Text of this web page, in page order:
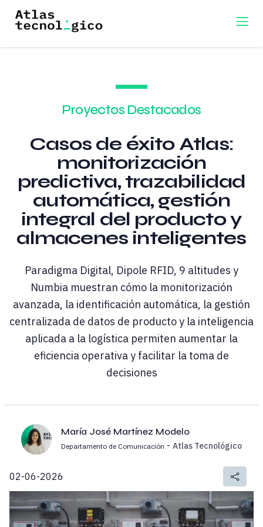
Proyectos Destacados
Casos de éxito Atlas:
monitorización
predictiva, trazabilidad
automática, gestión
integral del producto y
almacenes inteligentes
Paradigma Digital, Dipole RFID, 9 altitudes y
Numbia muestran cómo la monitorización
avanzada, la identificación automática, la gestión
centralizada de datos de producto y la inteligencia
aplicada a la logística permiten aumentar la
eficiencia operativa y facilitar la toma de
decisiones
María José Martínez Modelo
Departamento de Comunicación - Atlas Tecnológico
02-06-2026